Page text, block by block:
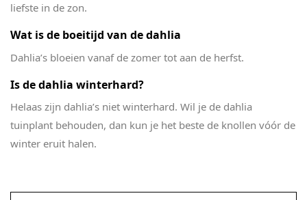
liefste in de zon.
Wat is de boeitijd van de dahlia
Dahlia’s bloeien vanaf de zomer tot aan de herfst.
Is de dahlia winterhard?
Helaas zijn dahlia’s niet winterhard. Wil je de dahlia
tuinplant behouden, dan kun je het beste de knollen vóór de
winter eruit halen.